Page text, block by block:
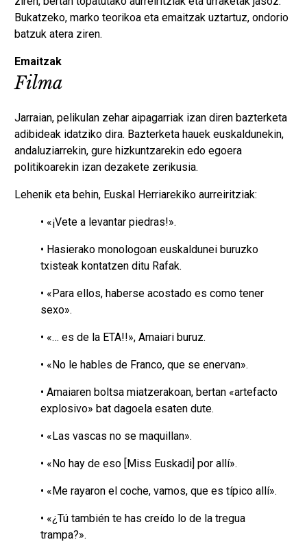
Bukatzeko, marko teorikoa eta emaitzak uztartuz, ondorio
batzuk atera ziren.
Emaitzak
Filma
Jarraian, pelikulan zehar aipagarriak izan diren bazterketa
adibideak idatziko dira. Bazterketa hauek euskaldunekin,
andaluziarrekin, gure hizkuntzarekin edo egoera
politikoarekin izan dezakete zerikusia.
Lehenik eta behin, Euskal Herriarekiko aurreiritziak:
• «¡Vete a levantar piedras!».
• Hasierako monologoan euskaldunei buruzko
txisteak kontatzen ditu Rafak.
• «Para ellos, haberse acostado es como tener
sexo».
• «… es de la ETA!!», Amaiari buruz.
• «No le hables de Franco, que se enervan».
• Amaiaren boltsa miatzerakoan, bertan «artefacto
explosivo» bat dagoela esaten dute.
• «Las vascas no se maquillan».
• «No hay de eso [Miss Euskadi] por allí».
• «Me rayaron el coche, vamos, que es típico allí».
• «¿Tú también te has creído lo de la tregua
trampa?».